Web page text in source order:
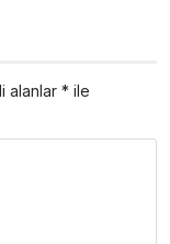
alanlar * ile